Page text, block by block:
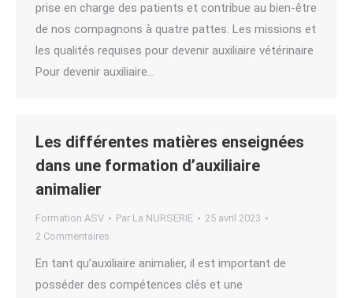
prise en charge des patients et contribue au bien-être
de nos compagnons à quatre pattes. Les missions et
les qualités requises pour devenir auxiliaire vétérinaire
Pour devenir auxiliaire…
Les différentes matières enseignées
dans une formation d’auxiliaire
animalier
Formation ASV Par La NURSERIE
25 avril 2023
2 Commentaires
En tant qu’auxiliaire animalier, il est important de
posséder des compétences clés et une